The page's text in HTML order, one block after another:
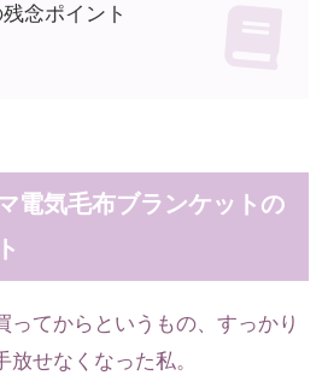
念ポイント
電気毛布ブランケットの
ってからというもの、すっかり
せなくなった私。